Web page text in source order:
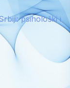
psihološki i